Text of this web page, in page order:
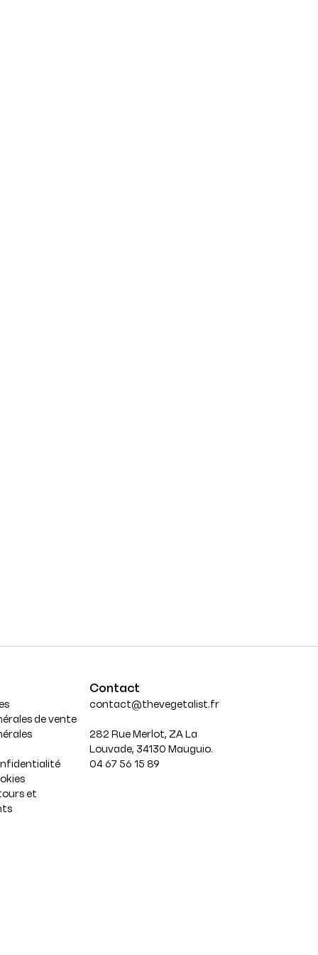
de vente
et
Contact
contact@thevegetalist.fr
282 Rue Merlot, ZA La
Louvade, 34130 Mauguio.
04 67 56 15 89